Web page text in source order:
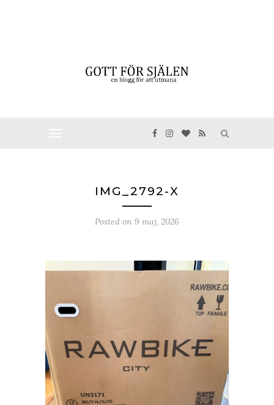
IMG_2792-X
Posted on 9 maj, 2026